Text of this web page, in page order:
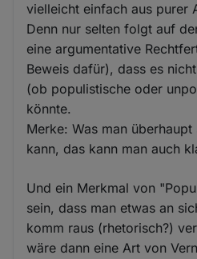
vielleicht einfach aus purer
Denn nur selten folgt auf
eine argumentative
Beweis dafür), dass es
(ob populistische oder
könnte.
Merke: Was man
kann, das kann man auch
Und ein Merkmal von
sein, dass man etwas an
komm raus (rhetorisch?)
wäre dann eine Art von